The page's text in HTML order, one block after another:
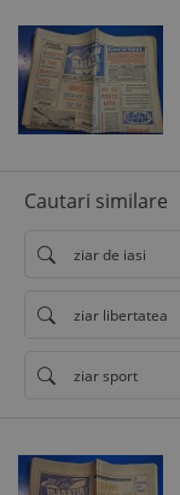
Cautari similare
ziar de iasi
ziar libertatea
ziar sport